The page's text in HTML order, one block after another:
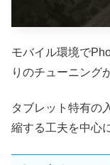
モバイル環境で
りのチューニング
タブレット特有の
縮する工夫を中心